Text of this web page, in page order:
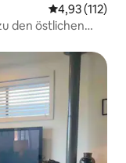
4,93 (112)
den östlichen